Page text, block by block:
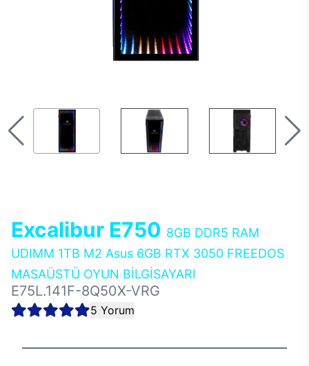
Excalibur E750 8GB DDR5 RAM
UDIMM 1TB M2 Asus 6GB RTX 3050 FREEDOS
MASAÜSTÜ OYUN BİLGİSAYARI
E75L.141F-8Q50X-VRG
5 Yorum